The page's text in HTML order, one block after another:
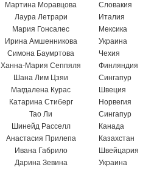
Мартина Моравцова
Словакия
Лаура Летрари
Италия
Мария Гонсалес
Мексика
Ирина Амшенникова
Украина
Симона Баумртова
Чехия
Ханна-Мария Сеппяля
Финляндия
Шана Лим Цзяи
Сингапур
Магдалена Курас
Швеция
Катарина Стиберг
Норвегия
Тао Ли
Сингапур
Шинейд Расселл
Канада
Анастасия Прилепа
Казахстан
Ивана Габрило
Швейцария
Дарина Зевина
Украина